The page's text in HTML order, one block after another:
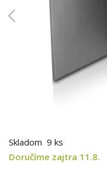
Skladom 9 ks
Doručíme zajtra 11.8.